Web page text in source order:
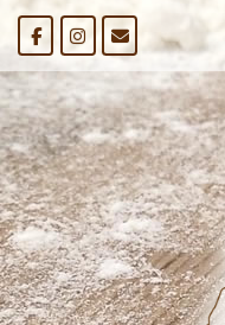
Passa
contenuto
Home